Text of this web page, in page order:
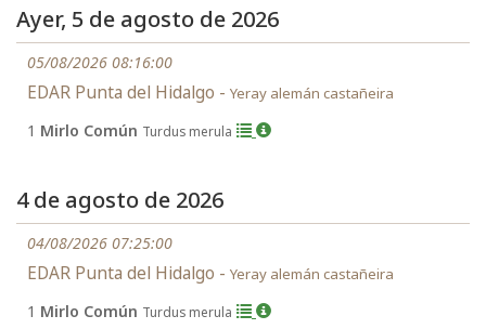
Ayer, 5 de agosto de 2026
05/08/2026 08:16:00
EDAR Punta del Hidalgo - Yeray alemán castañeira
1 Mirlo Común Turdus merula
4 de agosto de 2026
04/08/2026 07:25:00
EDAR Punta del Hidalgo - Yeray alemán castañeira
1 Mirlo Común Turdus merula